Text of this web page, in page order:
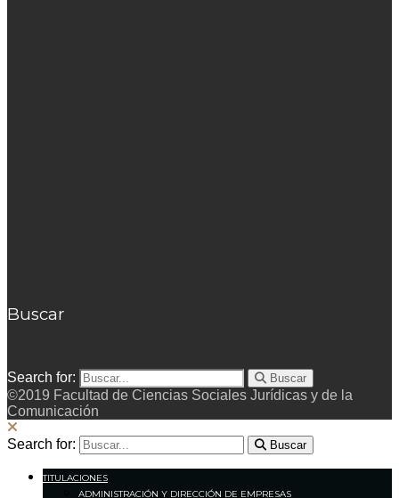
Buscar
Search for: Buscar
©2019 Facultad de Ciencias Sociales Jurídicas y de la
Comunicación
Search for: Buscar
TITULACIONES
ADMINISTRACIÓN Y DIRECCIÓN DE EMPRESAS